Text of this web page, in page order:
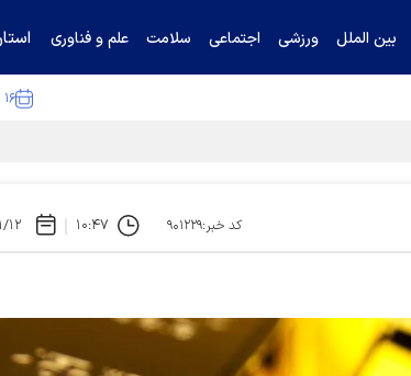
بین الملل ورزشی اجتماعی سلامت علم و فناوری
۱۶ /مرداد /۱۴۰۵
کد خبر:۹۰۱۲۲۹ ۱۰:۴۷